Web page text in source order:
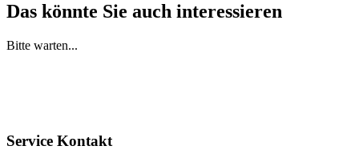
Das könnte Sie auch interessieren
Bitte warten...
Service Kontakt